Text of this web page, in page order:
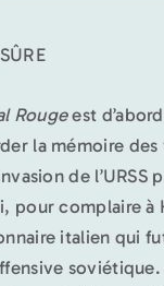
Rougeest
la mémoire
de l’URSS
pour complaire à
italien qui
soviétique.